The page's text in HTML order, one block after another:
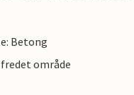
Betong
område